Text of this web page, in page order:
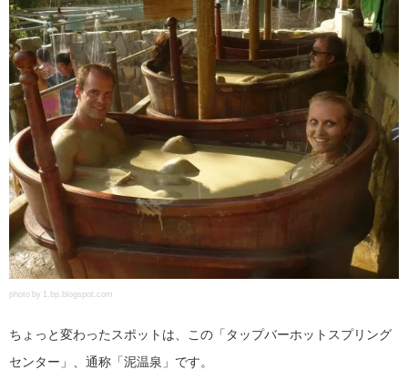
photo by 1.bp.blogspot.com
ちょっと変わったスポットは、この「タップバーホットスプリング
センター」、通称「泥温泉」です。